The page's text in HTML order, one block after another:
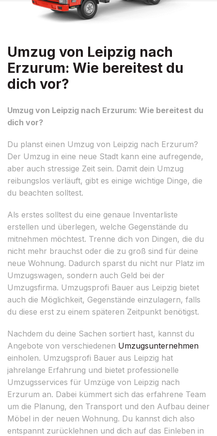
Umzug von Leipzig nach
Erzurum: Wie bereitest du
dich vor?
Umzug von Leipzig nach Erzurum: Wie bereitest du
dich vor?
Du planst einen Umzug von Leipzig nach Erzurum?
Der Umzug in eine neue Stadt kann eine aufregende,
aber auch stressige Zeit sein. Damit dein Umzug
reibungslos verläuft, gibt es einige wichtige Dinge, die
du beachten solltest.
Als erstes solltest du eine genaue Inventarliste
erstellen und überlegen, welche Gegenstände du
mitnehmen möchtest. Trenne dich von Dingen, die du
nicht mehr brauchst oder die zu groß sind für deine
neue Wohnung. Dadurch sparst du nicht nur Platz im
Umzugswagen, sondern auch Geld bei der
Umzugsfirma. Umzugsprofi Bauer aus Leipzig bietet
auch die Möglichkeit, Gegenstände einzulagern, falls
du diese erst zu einem späteren Zeitpunkt benötigst.
Nachdem du deine Sachen sortiert hast, kannst du
Angebote von verschiedenen Umzugsunternehmen
einholen. Umzugsprofi Bauer aus Leipzig hat
jahrelange Erfahrung und bietet professionelle
Umzugsservices für Umzüge von Leipzig nach
Erzurum an. Dabei kümmert sich das erfahrene Team
um die Planung, den Transport und den Aufbau deiner
Möbel in der neuen Wohnung. Du kannst dich also
entspannt zurücklehnen und dich auf das Einleben in